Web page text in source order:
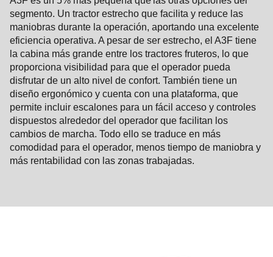
segmento. Un tractor estrecho que facilita y reduce las
maniobras durante la operación, aportando una excelente
eficiencia operativa. A pesar de ser estrecho, el A3F tiene
la cabina más grande entre los tractores fruteros, lo que
proporciona visibilidad para que el operador pueda
disfrutar de un alto nivel de confort. También tiene un
diseño ergonómico y cuenta con una plataforma, que
permite incluir escalones para un fácil acceso y controles
dispuestos alrededor del operador que facilitan los
cambios de marcha. Todo ello se traduce en más
comodidad para el operador, menos tiempo de maniobra y
más rentabilidad con las zonas trabajadas.